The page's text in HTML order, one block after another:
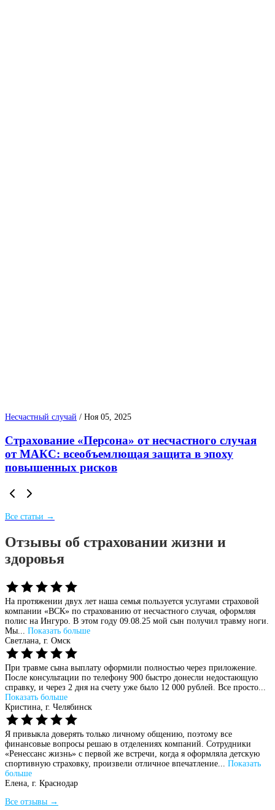
Несчастный случай / Ноя 05, 2025
Страхование «Персона» от несчастного случая
от МАКС: всеобъемлющая защита в эпоху
повышенных рисков
Все статьи →
Отзывы об страховании жизни и
здоровья
На протяжении двух лет наша семья пользуется услугами страховой
компании «ВСК» по страхованию от несчастного случая, оформляя
полис на Ингуро. В этом году 09.08.25 мой сын получил травму ноги.
Мы... Показать больше
Светлана, г. Омск
При травме сына выплату оформили полностью через приложение.
После консультации по телефону 900 быстро донесли недостающую
справку, и через 2 дня на счету уже было 12 000 рублей. Все просто...
Показать больше
Кристина, г. Челябинск
Я привыкла доверять только личному общению, поэтому все
финансовые вопросы решаю в отделениях компаний. Сотрудники
«Ренессанс жизнь» с первой же встречи, когда я оформляла детскую
спортивную страховку, произвели отличное впечатление... Показать
больше
Елена, г. Краснодар
Все отзывы →